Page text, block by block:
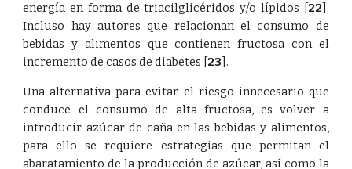
energía en forma de triacilglicéridos y/o lípidos [22] .
Incluso hay autores que relacionan el consumo de
bebidas y alimentos que contienen fructosa con el
incremento de casos de diabetes [23] .
Una alternativa para evitar el riesgo innecesario que
conduce el consumo de alta fructosa, es volver a
introducir azúcar de caña en las bebidas y alimentos,
para ello se requiere estrategias que permitan el
abaratamiento de la producción de azúcar, así como la